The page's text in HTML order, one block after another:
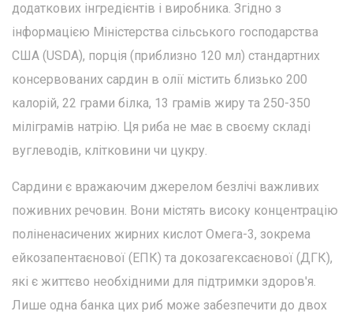
додаткових інгредієнтів і виробника. Згідно з
інформацією Міністерства сільського господарства
США (USDA), порція (приблизно 120 мл) стандартних
консервованих сардин в олії містить близько 200
калорій, 22 грами білка, 13 грамів жиру та 250-350
міліграмів натрію. Ця риба не має в своєму складі
вуглеводів, клітковини чи цукру.
Сардини є вражаючим джерелом безлічі важливих
поживних речовин. Вони містять високу концентрацію
поліненасичених жирних кислот Омега-3, зокрема
ейкозапентаєнової (ЕПК) та докозагексаєнової (ДГК),
які є життєво необхідними для підтримки здоров'я.
Лише одна банка цих риб може забезпечити до двох